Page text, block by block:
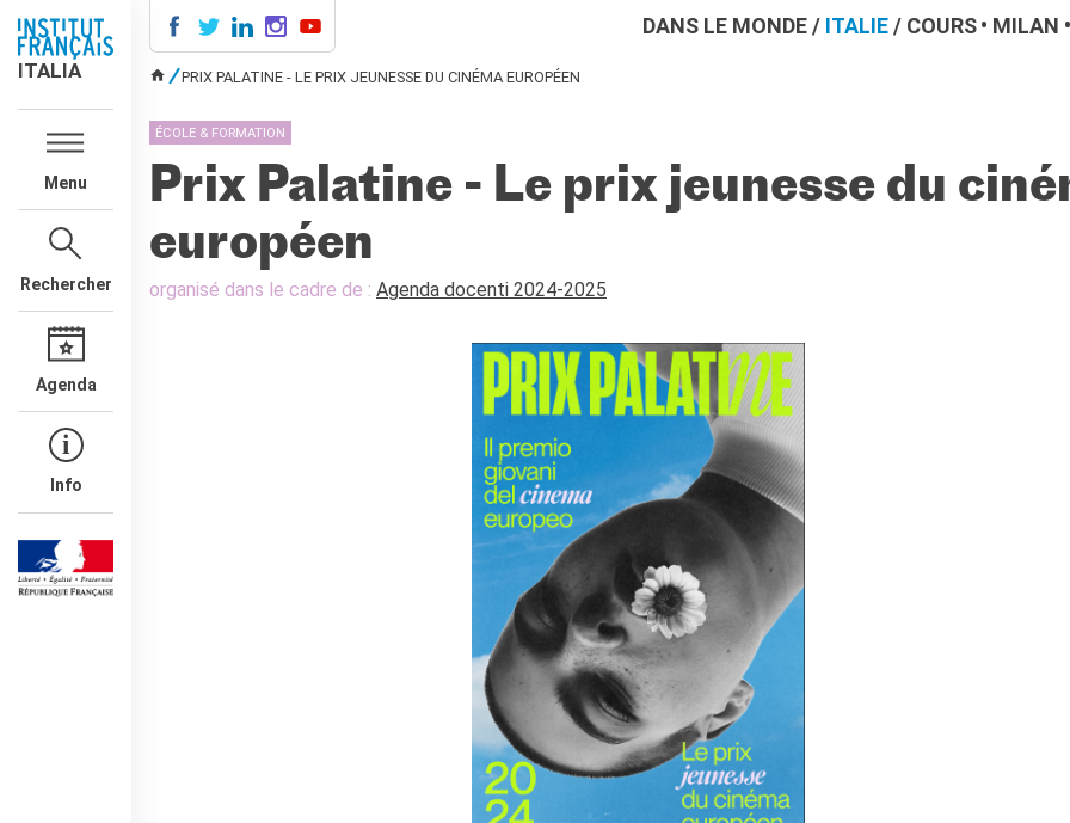
ITALIA
Menu
Rechercher
Agenda
Info
ITALIA
AGENDA
LE MONDE SCOLAIRE
Mobilità
Francofonia
DANS LE MONDE/ ITALIE/ COURS MILAN
PRIX PALATINE - LE PRIX JEUNESSE DU CINÉMA EUROPÉEN
ÉCOLE & FORMATION
Prix Palatine - Le prix jeunesse du
européen
organisé dans le cadre de : Agenda docenti 2024-2025